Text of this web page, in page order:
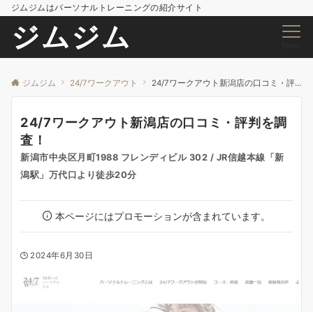
ジムジムはパーソナルトレーニングの紹介サイト
ジムジム
ジムジム 24/7ワークアウト 24/7ワークアウト新潟店の口コミ・評判を調査！
24/7ワークアウト新潟店の口コミ・評判を調
査！
新潟市中央区月町1988 フレンディビル 302 / JR信越本線「新
潟駅」万代口より徒歩20分
本ページにはプロモーションが含まれています。
2024年6月30日